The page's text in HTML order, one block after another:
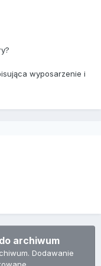
wyposarzenie i
archiwum
Dodawanie